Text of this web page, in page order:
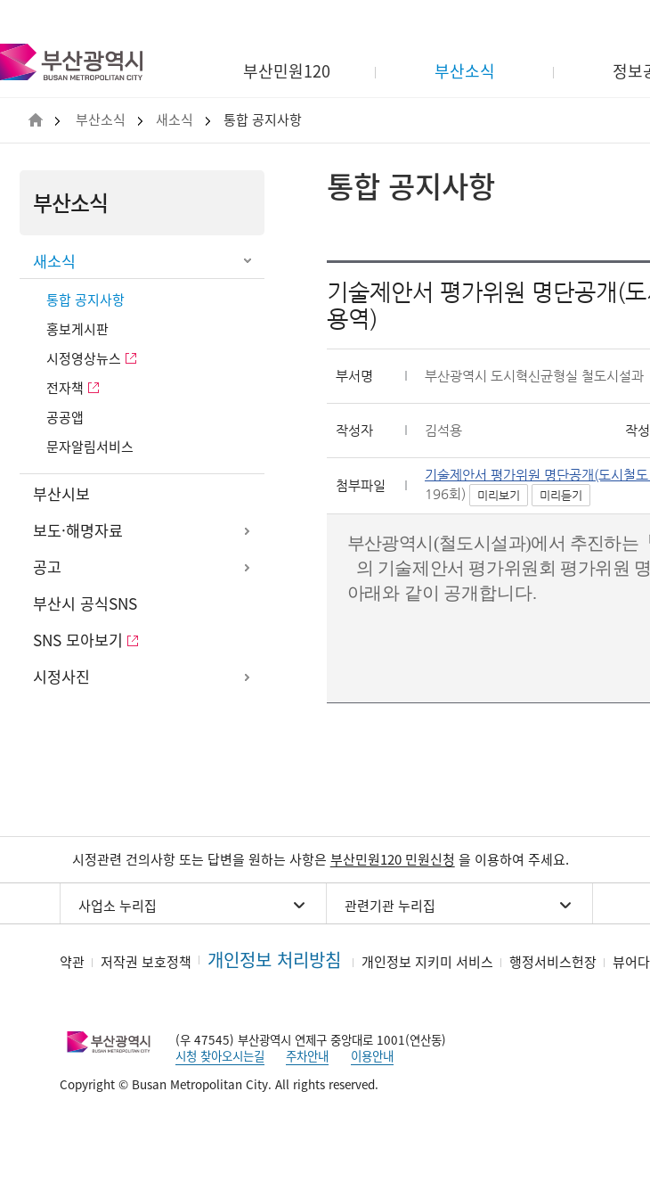
산
광
역
BUSAN
METROPOLITAN
부산민원120 부산소식 정보
부산소식 새소식 통합 공지사항
부산소식
새소식
통합 공지사항
홍보게시판
시정영상뉴스
전자책
공공앱
문자알림서비스
부산시보
보도·해명자료
공고
부산시 공식SNS
SNS 모아보기
시정사진
통합 공지사항
기술제안서 평가위원 명단공개(
용역)
부서명 부산광역시 도시혁신균형실 철도시설과
작성자 김석용 작
첨부파일
기술제안서 평가위원 명단공개(도시철
196회)
미리보기 미리듣기
부산광역시 (철도시설과)에서 추진하는
의 기술제안서 평가위원회 평가위원
아래 와 같이 공개합니다.
시정관련 건의사항 또는 답변을 원하는 사항은 부산민원120 민원신청 을 이용하여 주세요.
사업소 누리집 관련기관 누리집
약관 저작권 보호정책 개인정보 처리방침 개인정보 지키미 서비스 행정서비스헌장 뷰어
(우 47545) 부산광역시 연제구 중앙대로 1001(연산동)
시청 찾아오시는길
주차안내
이용안내
Copyright © Busan Metropolitan City. All rights reserved.